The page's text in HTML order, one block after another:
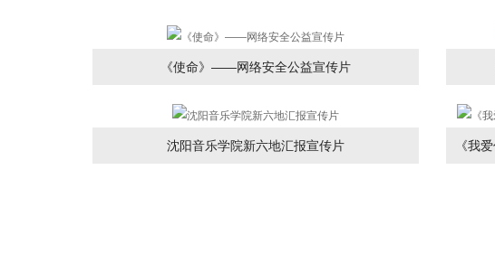
《使命》——网络安全公益宣传片
沈阳音乐学院新六地汇报宣传片